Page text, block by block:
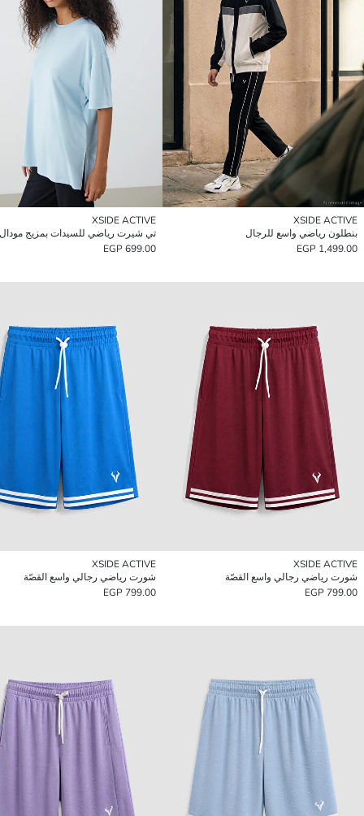
XSIDE ACTIVE
بنطلون رياضي واسع للرجال
1,499.00 EGP
XSIDE ACTIVE
699.00 EGP
XSIDE ACTIVE
شورت رياضي رجالي واسع القصّة
799.00 EGP
XSIDE ACTIVE
شورت رياضي رجالي واسع القصّة
799.00 EGP